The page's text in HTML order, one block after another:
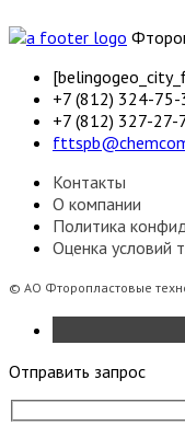
+7 (812) 324-75-
+7 (812) 327-27-
Контакты
О компании
Политика
Оценка условий
© АО Фторопластовые
Отправить запрос